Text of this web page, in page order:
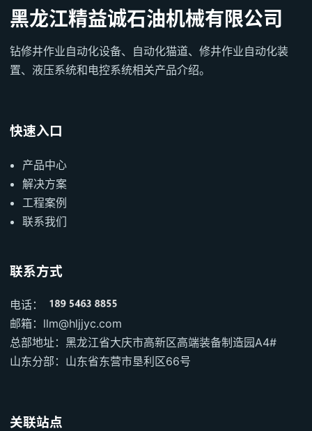
黑龙江精益诚石油机械有限公司
钻修井作业自动化设备、自动化猫道、修井作业自动化装
置、液压系统和电控系统相关产品介绍。
快速入口
产品中心
解决方案
工程案例
联系我们
联系方式
电话：
邮箱：llm@hljjyc.com
总部地址：黑龙江省大庆市高新区高端装备制造园A4#
山东分部：山东省东营市垦利区66号
关联站点